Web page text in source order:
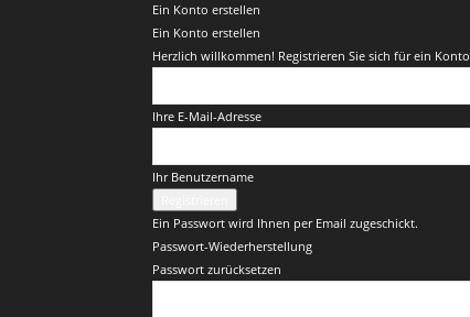
Ein Konto erstellen
Ein Konto erstellen
Herzlich willkommen! Registrieren Sie sich für ein Konto
Ihre E-Mail-Adresse
Ihr Benutzername
Ein Passwort wird Ihnen per Email zugeschickt.
Passwort-Wiederherstellung
Passwort zurücksetzen